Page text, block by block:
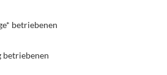
betriebenen
betriebenen